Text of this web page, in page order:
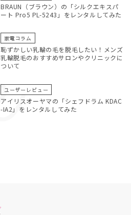
BRAUN（ブラウン）の「シルクエキスパ
ート Pro5 PL-5243」をレンタルしてみた
家電コラム
恥ずかしい乳輪の毛を脱毛したい！メンズ
乳輪脱毛のおすすめサロンやクリニックに
ついて
ユーザーレビュー
アイリスオーヤマの「シェフドラム KDAC
-IA2」をレンタルしてみた